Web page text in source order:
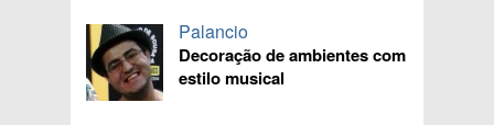
Palancio
Decoração de ambientes com
estilo musical